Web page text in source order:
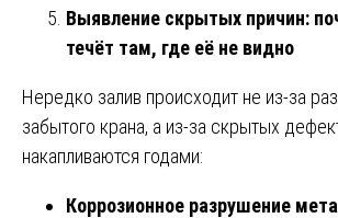
Выявление скрытых причин:
течёт там, где её не видно
Нередко залив происходит не из-за
забытого крана, а из-за скрытых
накапливаются годами:
Коррозионное разрушение